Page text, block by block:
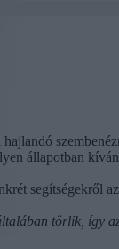
állapotban
segítségekről
törlik, így